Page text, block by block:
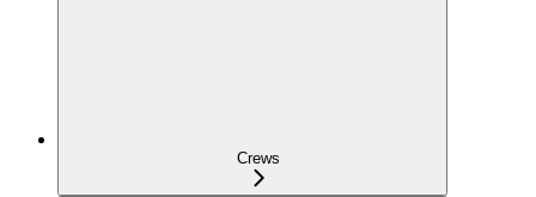
Crews